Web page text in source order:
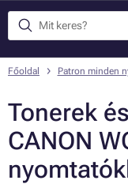
Főoldal Patron minden
Tonerek
CANON